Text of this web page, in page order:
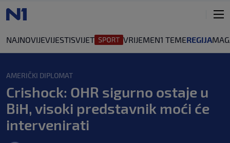
NAJNOVIJEVIJESTISVIJET VRIJEMEN1 TEMEREGIJA
AMERIČKI DIPLOMAT
Crishock: OHR sigurno ostaje u
BiH, visoki predstavnik moći će
intervenirati